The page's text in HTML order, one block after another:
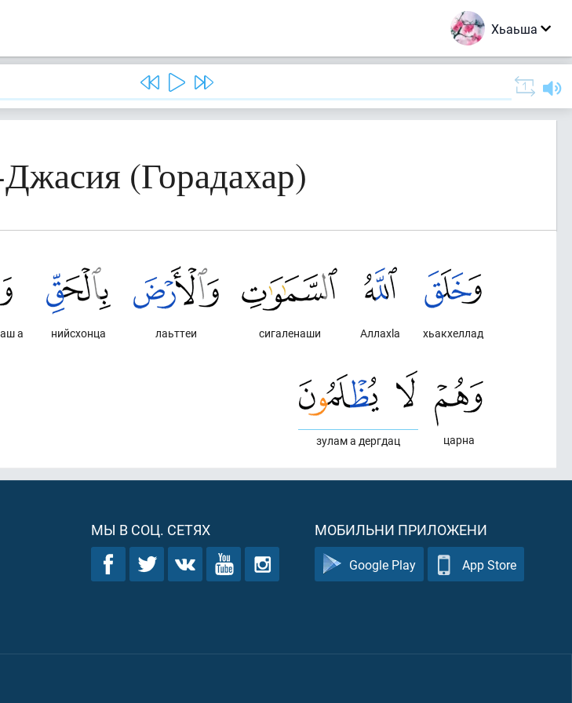
Хьаьша
(Горадахар)
хьакхеллад
Аллахlа
сигаленаши
лаьттеи
нийсхонца
а
царна
зулам а дергдац
МЫ В СОЦ. СЕТЯХ МОБИЛЬНИ ПРИЛОЖЕНИ
Google Play App Store